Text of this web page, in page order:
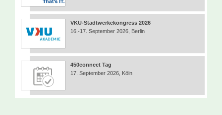
VKU-Stadtwerkekongress 2026
16.-17. September 2026, Berlin
450connect Tag
17. September 2026, Köln